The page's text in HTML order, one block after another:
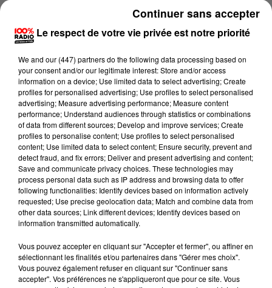
celle-ci est mise à mal à la suite de
nouvelles directives prises par la Mairie de Toulouse"
expliquent les forains. Un groupe de travail a été
constitué " afin de trouver un nouvel emplacement pour
accueillir cette foire"et"malgré les 25 sites examinés
(dont 10 proposés par la délégation foraine de la Foire
Saint-Michel)aucun n’a trouvé grâce auprès de la
nouvelle municipalité". Si bien que"aucune proposition
pérenne n’a pu aboutir"dénoncent les forains dans un
communiqué qui s'interrogent :"la nouvelle
municipalité a-t-elle vraiment eu la volonté d’accueillir la
Foire Saint-Michel depuis un an de négociation ?"
Pour mettre la pression, la Fédération de Forains de
du 16 septembre au 16 octobre 2022. Le point de
départ de ce rassemblement"se fera depuis les
Le respect de votre vie privée est notre priorité
We and our (447) partnersdo the following data processing based on
your consent and/or our legitimate interest: Store and/or access
information on a device; Use limited data to select advertising; Create
profiles for personalised advertising; Use profiles to select personalised
advertising; Measure advertising performance; Measure content
performance; Understand audiences through statistics or combinations
of data from different sources; Develop and improve services; Create
profiles to personalise content; Use profiles to select personalised
content; Use limited data to select content; Ensure security, prevent and
detect fraud, and fix errors; Deliver and present advertising and content;
Save and communicate privacy choices. These technologies may
process personal data such as IP address and browsing data to offer
following functionalities: Identify devices based on information actively
requested; Use precise geolocation data; Match and combine data from
other data sources; Link different devices; Identify devices based on
information transmitted automatically.
Vous pouvez accepter en cliquant sur "Accepter et fermer", ou affiner en
sélectionnant les finalités et/ou partenaires dans "Gérer mes choix".
Vous pouvez également refuser en cliquant sur "Continuer sans
accepter". Vos préférences ne s'appliqueront que pour ce site. Vous
Continuer sans accepter